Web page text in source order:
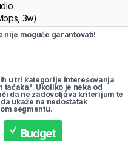
3w)
nije moguće garantovati!
u tri kategorije interesovanja
Ukoliko je neka od
da ne zadovoljava kriterijum te
ukaže na nedostatak
segmentu.
Budget